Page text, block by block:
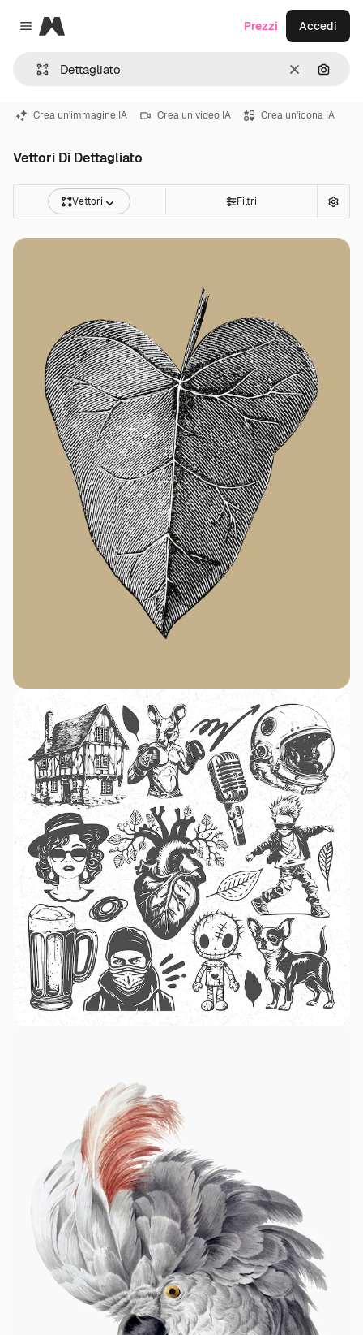
Close menu
Magnific
CancellaCerca
Prezzi Accedi
Crea un'immagine IA Crea un video IA Crea un'icona IA
Vettori Di Dettagliato
Vettori Filtri